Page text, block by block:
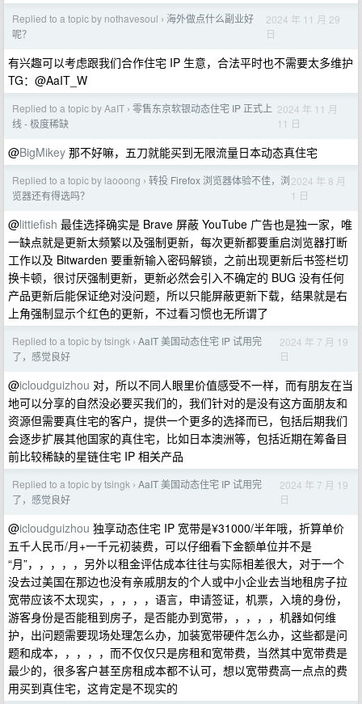
Replied to a topic by nothavesoul › 海外做点什么副业好
呢？
2024 年 11 月 29
日
有兴趣可以考虑跟我们合作住宅 IP 生意，合法平时也不需要太多维护
TG：@AaIT_W
Replied to a topic by AaIT › 零售东京软银动态住宅 IP 正式上
线 - 极度稀缺
2024 年 11 月
11 日
@BigMikey 那不好嘛，五刀就能买到无限流量日本动态真住宅
Replied to a topic by laooong › 转投 Firefox 浏览器体验不佳，浏
览器还有得选吗？
2024 年 8 月
1 日
@littiefish 最佳选择确实是 Brave 屏蔽 YouTube 广告也是独一家，唯
一缺点就是更新太频繁以及强制更新，每次更新都要重启浏览器打断
工作以及 Bitwarden 要重新输入密码解锁，之前出现更新后书签栏切
换卡顿，很讨厌强制更新，更新必然会引入不确定的 BUG 没有任何
产品更新后能保证绝对没问题，所以只能屏蔽更新下载，结果就是右
上角强制显示个红色的更新，不过看习惯也无所谓了
Replied to a topic by tsingk › AaIT 美国动态住宅 IP 试用完
了，感觉良好
2024 年 7 月 19
日
@icloudguizhou 对，所以不同人眼里价值感受不一样，而有朋友在当
地可以分享的自然没必要买我们的，我们针对的是没有这方面朋友和
资源但需要真住宅的客户，提供一个更多的选择而已，包括后期我们
会逐步扩展其他国家的真住宅，比如日本澳洲等，包括近期在筹备目
前比较稀缺的星链住宅 IP 相关产品
Replied to a topic by tsingk › AaIT 美国动态住宅 IP 试用完
了，感觉良好
2024 年 7 月 19
日
@icloudguizhou 独享动态住宅 IP 宽带是¥31000/半年哦，折算单价
五千人民币/月+一千元初装费，可以仔细看下金额单位并不是
“月”，，，，，另外以租金评估成本往往与实际相差很大，对于一个
没去过美国在那边也没有亲戚朋友的个人或中小企业去当地租房子拉
宽带应该不太现实，，，，，语言，申请签证，机票，入境的身份，
游客身份是否能租到房子，是否能办到宽带，，，，，机器如何维
护，出问题需要现场处理怎么办，加装宽带硬件怎么办，这些都是问
题和成本，，，，，而不仅仅只是房租和宽带费，当然其中宽带费是
最少的，很多客户甚至房租成本都不认可，想以宽带费高一点点的费
用买到真住宅，这肯定是不现实的